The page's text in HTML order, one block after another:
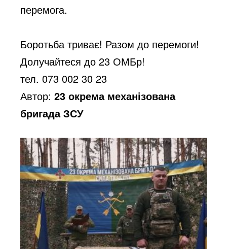
e
перемога.
Боротьба триває! Разом до перемоги!
Долучайтеся до 23 ОМБр!
тел.073 002 30 23
Автор:23 окрема механізована
бригада ЗСУ